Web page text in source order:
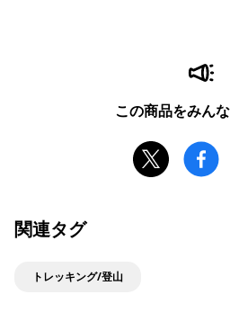
この商品をみん
関連タグ
トレッキング/登山